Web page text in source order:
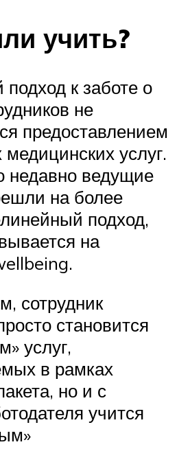
учить?
к заботе о
не
предоставлением
услуг.
недавно ведущие
на более
подход,
на
сотрудник
становится
услуг,
в рамках
но и с
учится